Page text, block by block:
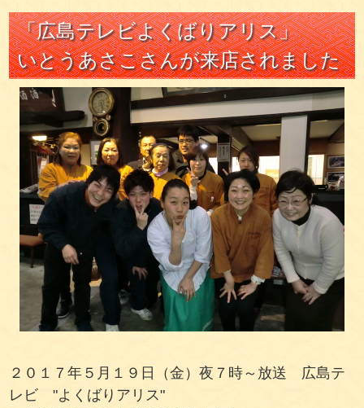
「広島テレビよくばりアリス」
いとうあさこさんが来店されました
２０１７年５月１９日（金）夜７時～放送 広島テ
レビ "よくばりアリス"